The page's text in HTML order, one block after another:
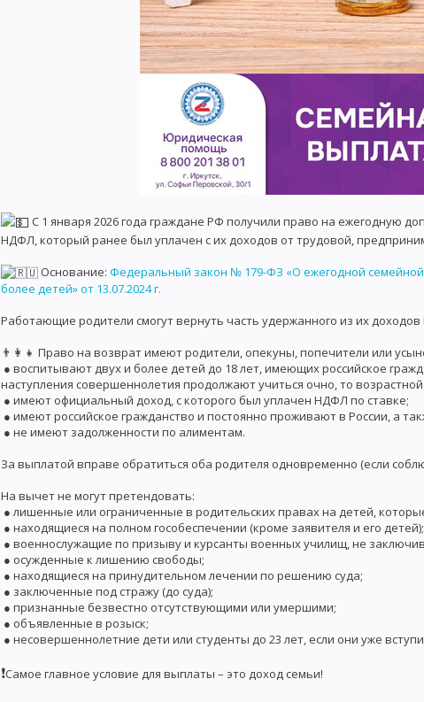
С 1 января 2026 года граждане РФ получили право на ежегодную
НДФЛ, который ранее был уплачен с их доходов от трудовой,
Основание: Федеральный закон № 179-ФЗ «О ежегодной
более детей» от 13.07.2024 г.
Работающие родители смогут вернуть часть удержанного из их
👨‍👩‍👧 Право на возврат имеют родители, опекуны, попечители или
● воспитывают двух и более детей до 18 лет, имеющих российское
наступления совершеннолетия продолжают учиться очно, то
● имеют официальный доход, с которого был уплачен НДФЛ по ставке;
● имеют российское гражданство и постоянно проживают в России, а
● не имеют задолженности по алиментам.
За выплатой вправе обратиться оба родителя одновременно (если
На вычет не могут претендовать:
● лишенные или ограниченные в родительских правах на детей,
● находящиеся на полном гособеспечении (кроме заявителя и его детей);
● военнослужащие по призыву и курсанты военных училищ, не
● осужденные к лишению свободы;
● находящиеся на принудительном лечении по решению суда;
● заключенные под стражу (до суда);
● признанные безвестно отсутствующими или умершими;
● объявленные в розыск;
● несовершеннолетние дети или студенты до 23 лет, если они уже
❗️Самое главное условие для выплаты – это доход семьи!